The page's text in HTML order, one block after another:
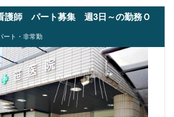
師 パート募集 週3日～の勤務Ｏ
ート・非常勤